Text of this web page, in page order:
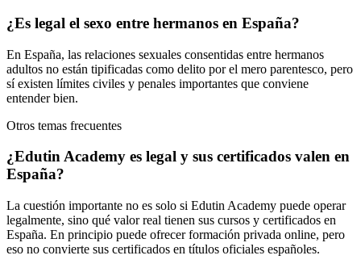
¿Es legal el sexo entre hermanos en España?
En España, las relaciones sexuales consentidas entre hermanos
adultos no están tipificadas como delito por el mero parentesco, pero
sí existen límites civiles y penales importantes que conviene
entender bien.
Otros temas frecuentes
¿Edutin Academy es legal y sus certificados valen en
España?
La cuestión importante no es solo si Edutin Academy puede operar
legalmente, sino qué valor real tienen sus cursos y certificados en
España. En principio puede ofrecer formación privada online, pero
eso no convierte sus certificados en títulos oficiales españoles.